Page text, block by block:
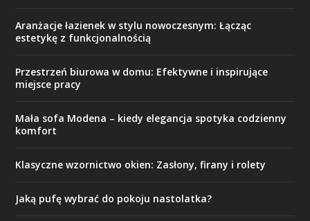
Aranżacje łazienek w stylu nowoczesnym: Łącząc
estetykę z funkcjonalnością
Przestrzeń biurowa w domu: Efektywne i inspirujące
miejsce pracy
Mała sofa Modena – kiedy elegancja spotyka codzienny
komfort
Klasyczne wzornictwo okien: Zasłony, firany i rolety
Jaką pufę wybrać do pokoju nastolatka?